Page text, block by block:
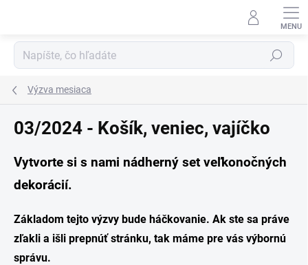
Hľadať
Výzva mesiaca
03/2024 - Košík, veniec, vajíčko
Vytvorte si s nami nádherný set veľkonočných
dekorácií.
Základom tejto výzvy bude háčkovanie. Ak ste sa práve
zľakli a išli prepnúť stránku, tak máme pre vás výbornú
správu.